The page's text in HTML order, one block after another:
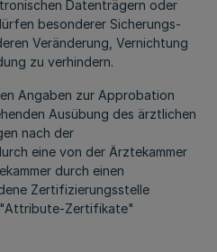
Datenträgern oder
besonderer Sicherungs-
Veränderung, Vernichtung
zu verhindern.
Angaben zur Approbation
Ausübung des ärztlichen
nach der
eine von der Ärztekammer
durch einen
Zertifizierungsstelle
Zertifikate"